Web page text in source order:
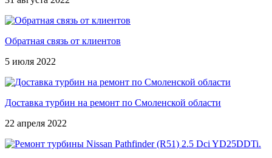
Обратная связь от клиентов
5 июля 2022
Доставка турбин на ремонт по Смоленской области
22 апреля 2022